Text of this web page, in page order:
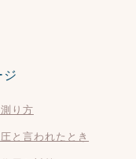
ジ
り方
と言われたとき